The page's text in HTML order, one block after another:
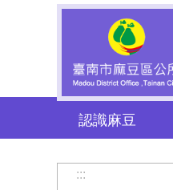
認識麻豆
:::